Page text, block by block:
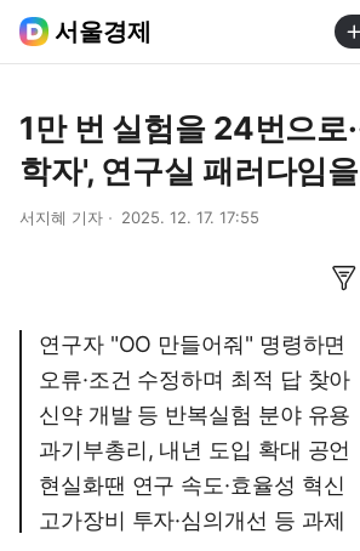
서울경제
1만 번 실험을 24번으로
학자', 연구실 패러다임
서지혜 기자 2025. 12. 17. 17:55
연구자 "OO 만들어줘" 명령하면
오류·조건 수정하며 최적 답 찾아
신약 개발 등 반복실험 분야 유용
과기부총리, 내년 도입 확대 공언
현실화땐 연구 속도·효율성 혁신
고가장비 투자·심의개선 등 과제